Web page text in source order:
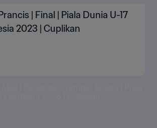
| Final | Piala Dunia U-17
2023 | Cuplikan